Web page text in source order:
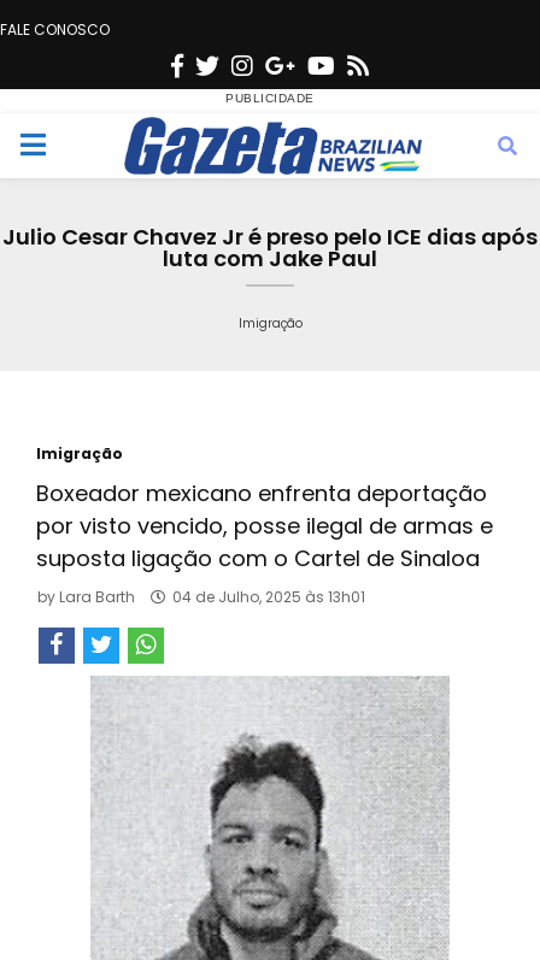
FALE CONOSCO
F
c
e
o
T
w
i
t
e
n
s
t
g
r
a
G
o
o
g
e
Y
u
t
b
s
M
Julio Cesar Chavez Jr é preso pelo ICE dias após
luta com Jake Paul
Imigração
Imigração
Boxeador mexicano enfrenta deportação
por visto vencido, posse ilegal de armas e
suposta ligação com o Cartel de Sinaloa
by Lara Barth 04 de Julho, 2025 às 13h01